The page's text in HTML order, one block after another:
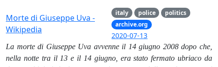
Morte di Giuseppe Uva -
Wikipedia
italy police
politics
archive.org
2020-07-13
La morte di Giuseppe Uva avvenne il 14 giugno 2008 dopo che,
nella notte tra il 13 e il 14 giugno, era stato fermato ubriaco da